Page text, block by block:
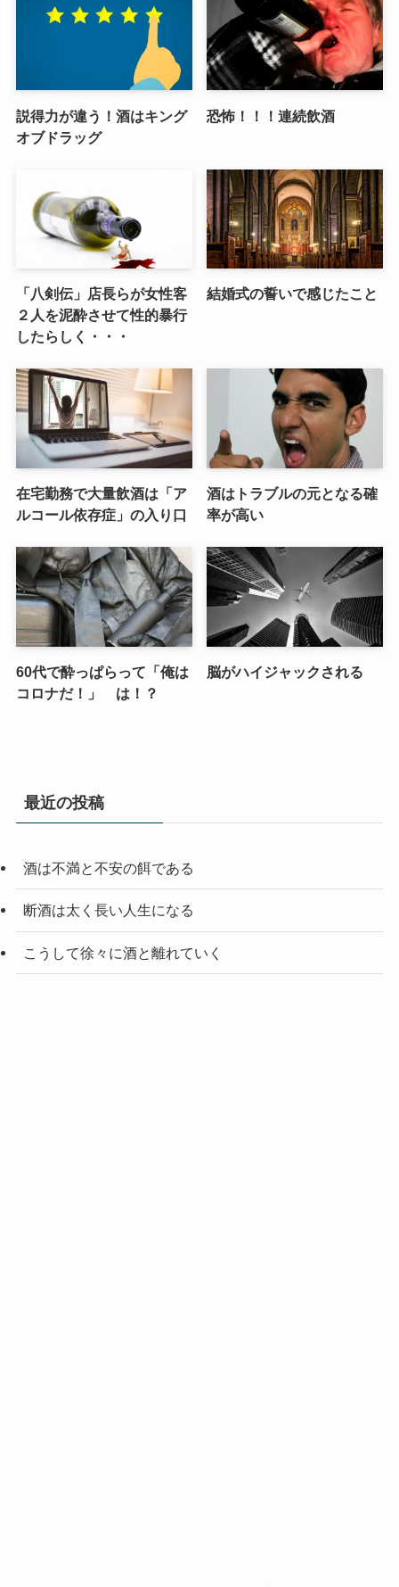
説得力が違う！酒はキング
オブドラッグ
恐怖！！！連続飲酒
「八剣伝」店長らが女性客
２人を泥酔させて性的暴行
したらしく・・・
結婚式の誓いで感じたこと
在宅勤務で大量飲酒は「ア
ルコール依存症」の入り口
酒はトラブルの元となる確
率が高い
60代で酔っぱらって「俺は
コロナだ！」 は！？
脳がハイジャックされる
最近の投稿
酒は不満と不安の餌である
断酒は太く長い人生になる
こうして徐々に酒と離れていく